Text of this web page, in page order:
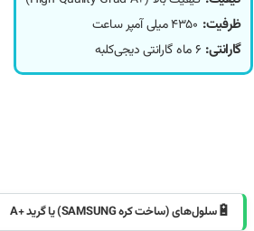
ظرفیت: 4350 میلی آمپر ساعت
گارانتی: 6 ماه گارانتی دیجی‌کلبه
🔋سلول‌های (ساخت کره SAMSUNG) یا گرید +A